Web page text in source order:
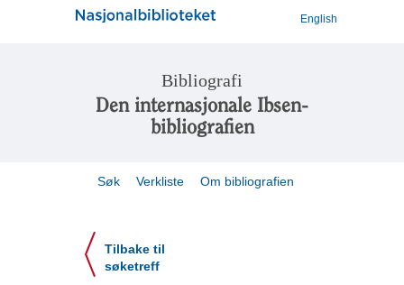
English
Bibliografi
Den internasjonale Ibsen-
bibliografien
Søk Verkliste Om bibliografien
Tilbake til
søketreff